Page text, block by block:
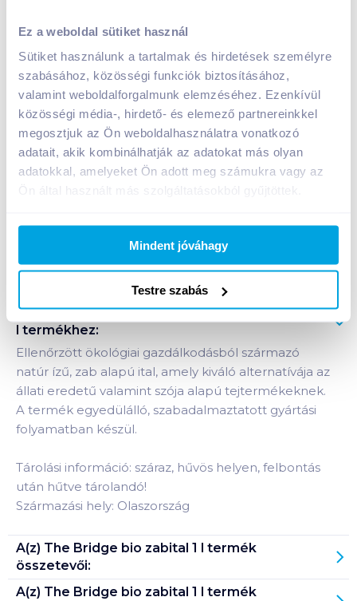
Ez a weboldal sütiket használ
Sütiket használunk a tartalmak és hirdetések személyre
szabásához, közösségi funkciók biztosításához,
valamint weboldalforgalmunk elemzéséhez. Ezenkívül
közösségi média-, hirdető- és elemező partnereinkkel
megosztjuk az Ön weboldalhasználatra vonatkozó
adatait, akik kombinálhatják az adatokat más olyan
adatokkal, amelyeket Ön adott meg számukra vagy az
Mindent jóváhagy
Testre szabás
849Ft /
Egységár: 849Ft /liter
Nettó eladási ár:
669 Ft / db 27% áfa)
Kosárba
1 karton = 12 db
Bevásárlólistához adom Értesíts, ha olcsóbb!
Termékleírás a(z)The Bridge bio zabital 1
l termékhez:
Ellenőrzött ökológiai gazdálkodásból származó
natúr ízű, zab alapú ital, amely kiváló alternatívája az
állati eredetű valamint szója alapú tejtermékeknek.
A termék egyedülálló, szabadalmaztatott gyártási
folyamatban készül.
Tárolási információ: száraz, hűvös helyen, felbontás
után hűtve tárolandó!
Származási hely: Olaszország
A(z) The Bridge bio zabital 1 l termék
összetevői:
A(z) The Bridge bio zabital 1 l termék